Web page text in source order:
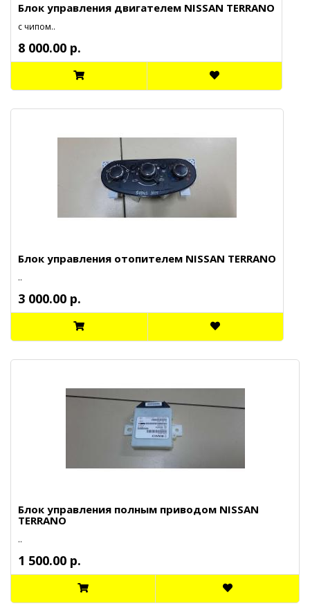
Блок управления двигателем NISSAN TERRANO
с чипом..
8 000.00 р.
Блок управления отопителем NISSAN TERRANO
..
3 000.00 р.
Блок управления полным приводом NISSAN
TERRANO
..
1 500.00 р.